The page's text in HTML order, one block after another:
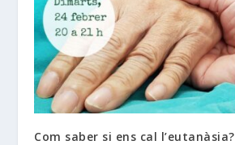
Com saber si ens cal l’eutanàsia?